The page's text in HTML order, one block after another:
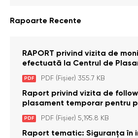
Rapoarte Recente
RAPORT privind vizita de
efectuată la Centrul de
pentru Persoane cu
Brînzeni, r. Edineț, din data de
PDF PDF (Fișier) 355.7 KB
Raport privind vizita de
plasament temporar pentru
dizabilități (adulte) Bădiceni,
2026)
PDF PDF (Fișier) 5,195.8 KB
Raport tematic: Siguranța în